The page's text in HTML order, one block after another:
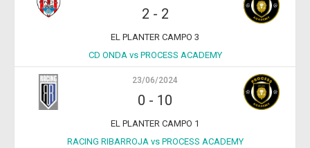
2 - 2
EL PLANTER CAMPO 3
CD ONDA vs PROCESS ACADEMY
23/06/2024
0 - 10
EL PLANTER CAMPO 1
RACING RIBARROJA vs PROCESS ACADEMY